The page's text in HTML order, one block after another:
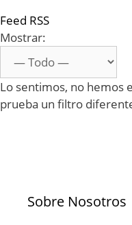
Feed RSS
Mostrar:
Lo sentimos, no hemos
prueba un filtro
Sobre Nosotros